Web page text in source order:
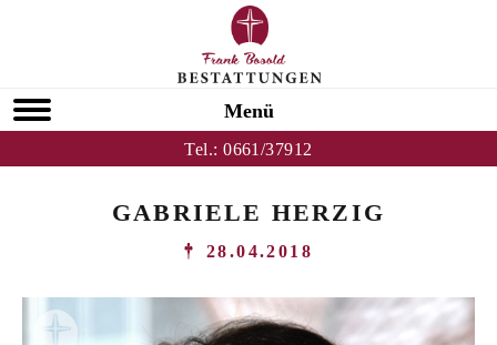
Menü
Tel.:0661/37912
GABRIELE HERZIG
28.04.2018